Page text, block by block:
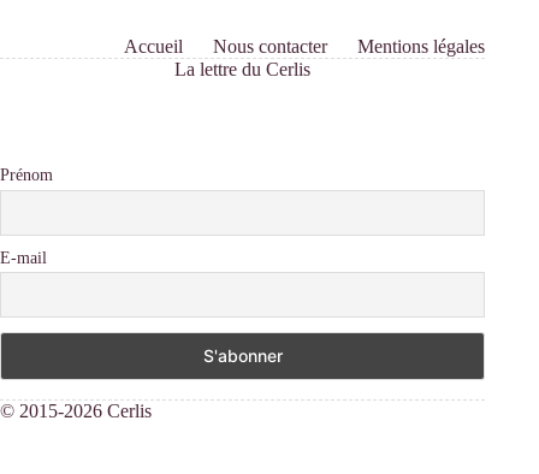
Accueil Nous contacter
Mentions légales
La lettre du Cerlis
Prénom
E-mail
© 2015-2026 Cerlis